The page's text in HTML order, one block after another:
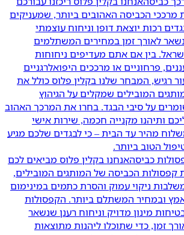
מרככי הכביסה האהובים ביותר, שמעניקים
רכות יוצאת דופן וניחוח עוצמתי
לאורך זמן במחירים המשתלמים
בין אם אתם מעדיפים ניחוחות
פרחוניים או מרככים היפואלרגניים
רגיש, המבחר שלנו בקלין פלוס כולל את
המובילים שמקלים על הגיהוץ
על סיבי הבגד. בחרו את המרכך האהוב
ותיהנו מקנייה חכמה, שירות אישי
מהיר עד הבית – כי לבגדים שלכם מגיע
הטוב ביותר.
כביסהאנחנו בקלין פלוס מביאים לכם
קפסולות הכביסה של המותגים המובילים,
ניקוי עמוק והסרת כתמים במינימום
ובמחיר המשתלם ביותר. הקפסולות
מינון מדויק וניחוח רענן שנשאר
זמן, כדי שתוכלו ליהנות מתוצאות